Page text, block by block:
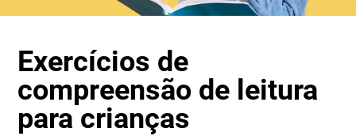
Exercícios de
compreensão de leitura
para crianças